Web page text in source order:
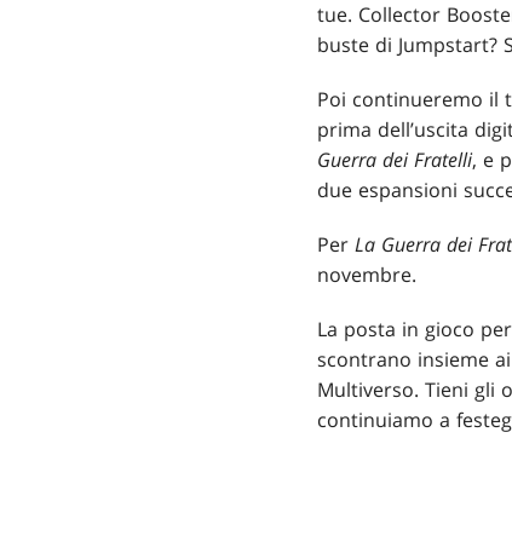
tue. Collector
buste di Jumpstart?
Poi continueremo il
prima dell’uscita
Guerra dei Fratelli, e
due espansioni
Per La Guerra dei
novembre.
La posta in gioco
scontrano insieme
Multiverso. Tieni gli
continuiamo a